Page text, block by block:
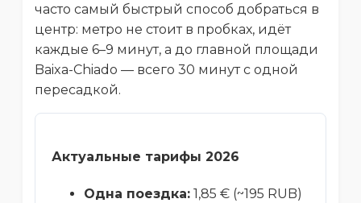
часто самый быстрый способ добраться в
центр: метро не стоит в пробках, идёт
каждые 6–9 минут, а до главной площади
Baixa-Chiado — всего 30 минут с одной
пересадкой.
Актуальные тарифы 2026
Одна поездка: 1,85 € (~195 RUB)